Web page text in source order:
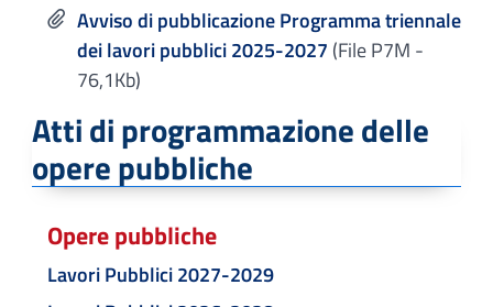
Avviso di pubblicazione Programma triennale
dei lavori pubblici 2025-2027 (File P7M -
76,1Kb)
Atti di programmazione delle
opere pubbliche
Opere pubbliche
Lavori Pubblici 2027-2029